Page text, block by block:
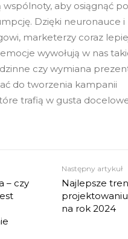
aby osiągnąć
Dzięki neuronauce i
marketerzy coraz
wywołują w nas
czy wymiana
do tworzenia kampanii
trafią w gusta
– czy
Następny artykuł
Najlepsze
na rok 2024